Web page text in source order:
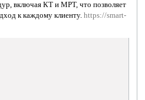
включая КТ и МРТ, что позволяет
к каждому клиенту.https://smart-